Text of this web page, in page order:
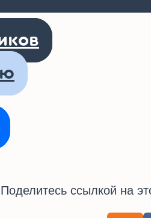
Поделитесь ссылкой на